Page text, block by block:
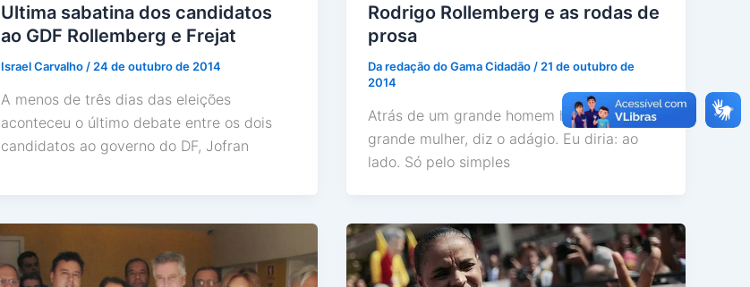
Ultima sabatina dos candidatos
ao GDF Rollemberg e Frejat
Israel Carvalho / 24 de outubro de 2014
A menos de três dias das eleições
aconteceu o último debate entre os dois
candidatos ao governo do DF, Jofran
Rodrigo Rollemberg e as rodas de
prosa
Da redação do Gama Cidadão / 21 de outubro de
2014
Atrás de um grande homem há sempre uma
grande mulher, diz o adágio. Eu diria: ao
lado. Só pelo simples